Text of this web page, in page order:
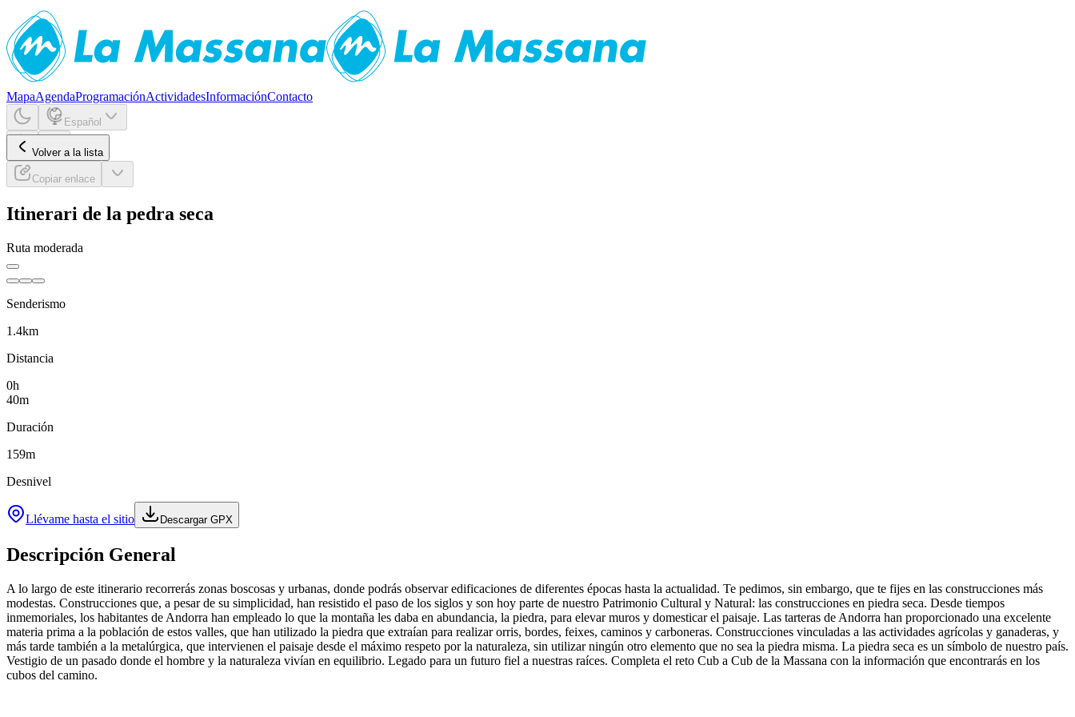
MapaAgendaProgramaciónActividadesInformaciónContacto
Español
Volver a la lista
Copiar enlace
Itinerari de la pedra seca
Ruta moderada
Senderismo
1.4km
Distancia
0h
40m
Duración
159m
Desnivel
Llévame hasta el sitio Descargar GPX
Descripción General
A lo largo de este itinerario recorrerás zonas boscosas y urbanas, donde podrás observar edificaciones de diferentes épocas hasta la actualidad. Te pedimos, sin embargo, que te fijes en las construcciones más
modestas. Construcciones que, a pesar de su simplicidad, han resistido el paso de los siglos y son hoy parte de nuestro Patrimonio Cultural y Natural: las construcciones en piedra seca. Desde tiempos
inmemoriales, los habitantes de Andorra han empleado lo que la montaña les daba en abundancia, la piedra, para elevar muros y domesticar el paisaje. Las tarteras de Andorra han proporcionado una excelente
materia prima a la población de estos valles, que han utilizado la piedra que extraían para realizar orris, bordes, feixes, caminos y carboneras. Construcciones vinculadas a las actividades agrícolas y ganaderas, y
más tarde también a la metalúrgica, que intervienen el paisaje desde el máximo respeto por la naturaleza, sin utilizar ningún otro elemento que no sea la piedra misma. La piedra seca es un símbolo de nuestro país.
Vestigio de un pasado donde el hombre y la naturaleza vivían en equilibrio. Legado para un futuro fiel a nuestras raíces. Completa el reto Cub a Cub de la Massana con la información que encontrarás en los
cubos del camino.